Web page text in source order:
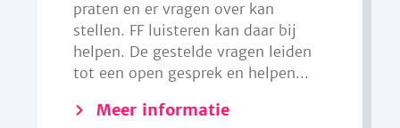
praten en er vragen over kan
stellen. FF luisteren kan daar bij
helpen. De gestelde vragen leiden
tot een open gesprek en helpen...
Meer informatie